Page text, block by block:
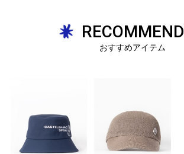
RECOMMEND
おすすめアイテム